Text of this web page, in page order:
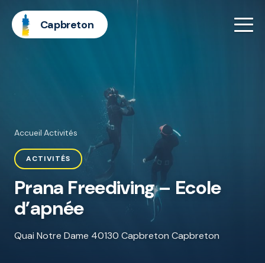
Capbreton
Accueil·Activités
ACTIVITÉS
Prana Freediving – Ecole
d’apnée
Quai Notre Dame 40130 Capbreton Capbreton